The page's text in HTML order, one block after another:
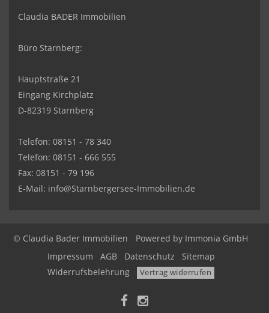
Claudia BADER Immobilien
Büro Starnberg:
Hauptstraße 21
Eingang Kirchplatz
D-82319 Starnberg
Telefon: 08151 - 78 340
Telefon: 08151 - 666 555
Fax: 08151 - 79 196
E-Mail: info@Starnbergersee-Immobilien.de
© Claudia Bader Immobilien Powered by Immonia GmbH
Impressum
AGB Datenschutz
Sitemap
Widerrufsbelehrung
Vertrag widerrufen